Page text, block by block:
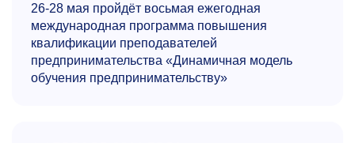
26-28 мая пройдёт восьмая ежегодная
международная программа повышения
квалификации преподавателей
предпринимательства «Динамичная модель
обучения предпринимательству»